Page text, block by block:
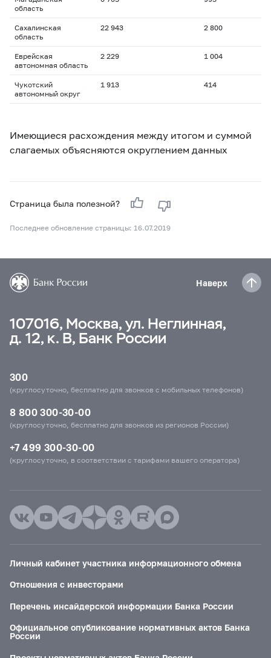
область
Сахалинская
область
22 943 2 800
Еврейская
автономная область
2 229 1 004
Чукотский
автономный округ
1 913 414
Имеющиеся расхождения между итогом и суммой
слагаемых объясняются округлением данных
Страница была полезной?
Последнее обновление страницы: 16.07.2019
Наверх
107016, Москва, ул. Неглинная,
д. 12, к. В, Банк России
300
(круглосуточно, бесплатно для звонков с мобильных телефонов)
8 800 300-30-00
(круглосуточно, бесплатно для звонков из регионов России)
+7 499 300-30-00
(круглосуточно, в соответствии с тарифами вашего оператора)
Личный кабинет участника информационного обмена
Отношения с инвесторами
Перечень инсайдерской информации Банка России
Официальное опубликование нормативных актов Банка
России